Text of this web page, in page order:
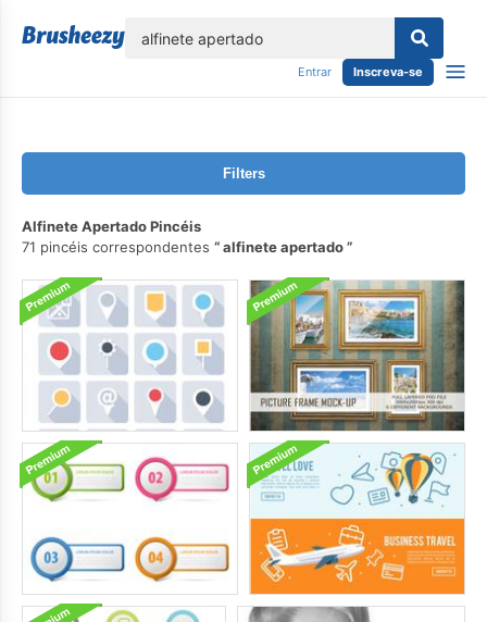
Entrar Inscreva-se
Filters
Alfinete Apertado Pincéis
71 pincéis correspondentes
alfinete apertado